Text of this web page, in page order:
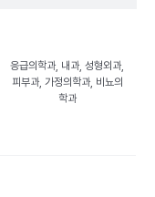
응급의학과, 내과, 성형외과,
피부과, 가정의학과, 비뇨의
학과